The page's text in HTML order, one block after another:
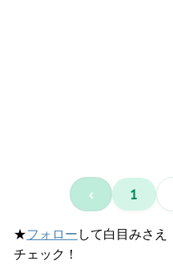
‹ 1
★フォロー して白目みさ
チェック！